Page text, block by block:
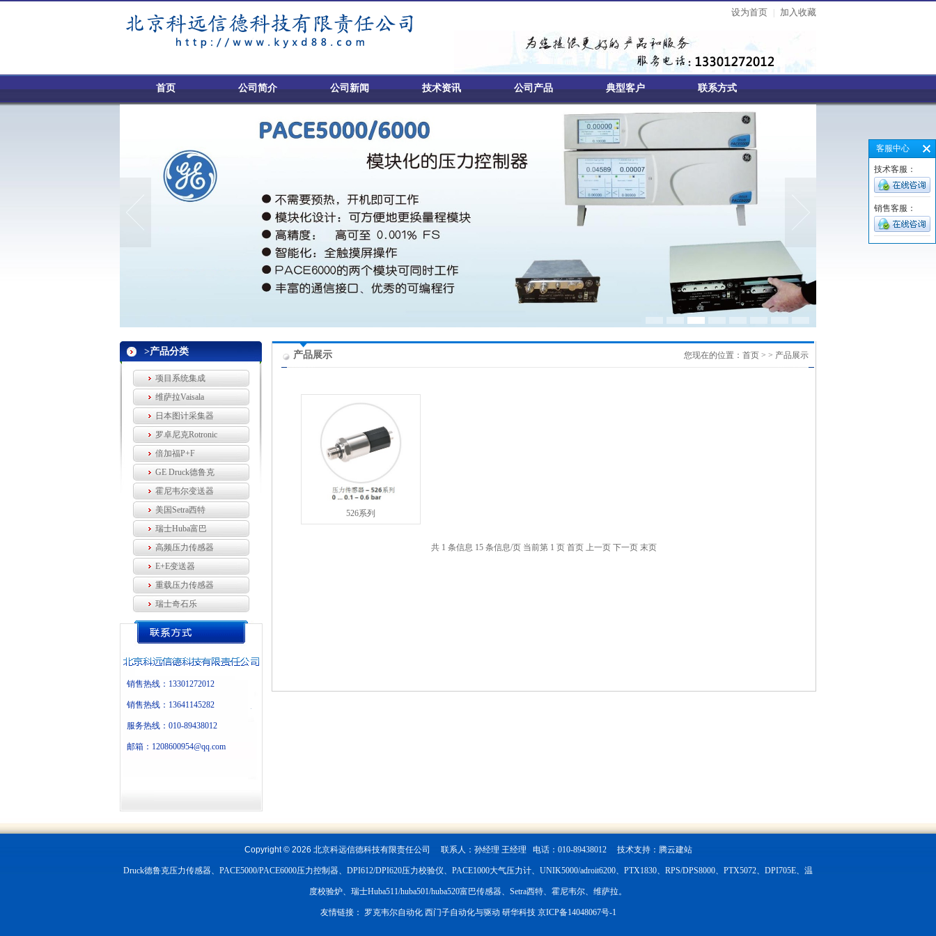
设为首页 加入收藏
首页 公司简介 公司新闻 技术资讯 公司产品 典型客户 联系方式
>产品分类
项目系统集成
维萨拉Vaisala
日本图计采集器
罗卓尼克Rotronic
倍加福P+F
GE Druck德鲁克
霍尼韦尔变送器
美国Setra西特
瑞士Huba富巴
高频压力传感器
E+E变送器
重载压力传感器
瑞士奇石乐
销售热线：13301272012
销售热线：13641145282
服务热线：010-89438012
邮箱：1208600954@qq.com
产品展示 您现在的位置： 首页 > > 产品展示
526系列
共 1 条信息 15 条信息/页 当前第 1 页 首页 上一页 下一页 末页
Copyright © 2026 北京科远信德科技有限责任公司 联系人：孙经理 王经理 电话：010-89438012 技术支持： 腾云建站
Druck德鲁克压力传感器、PACE5000/PACE6000压力控制器、DPI612/DPI620压力校验仪、PACE1000大气压力计、UNIK5000/adroit6200、PTX1830、RPS/DPS8000、PTX5072、DPI705E、温
度校验炉、瑞士Huba511/huba501/huba520富巴传感器、Setra西特、霍尼韦尔、维萨拉。
友情链接： 罗克韦尔自动化 西门子自动化与驱动 研华科技 京ICP备14048067号-1
客服中心
技术客服：
销售客服：